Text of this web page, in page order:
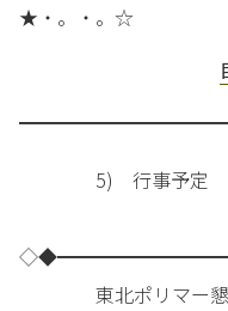
★・。・。☆
5) 行事予定
東北ポリマー懇話